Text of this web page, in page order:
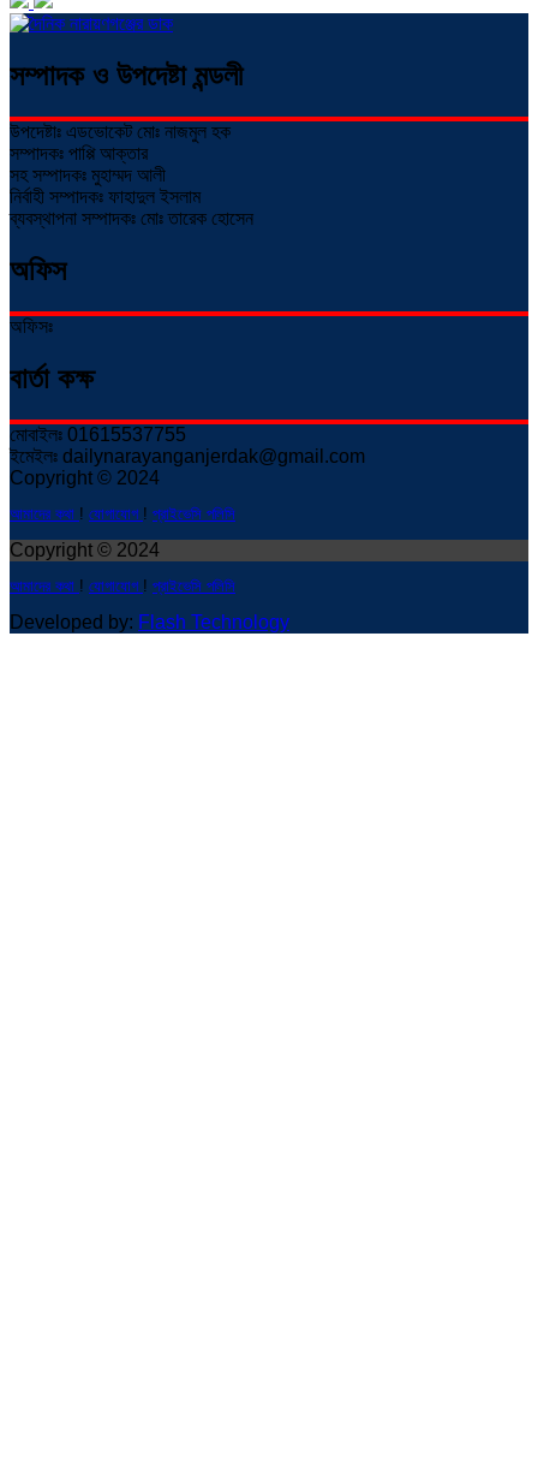
সম্পাদক ও উপদেষ্টা মন্ডলী
উপদেষ্টাঃ এডভোকেট মোঃ নাজমুল হক
সম্পাদকঃ পাপ্পি আক্তার
সহ সম্পাদকঃ মুহাম্মদ আলী
নির্বাহী সম্পাদকঃ ফাহাদুল ইসলাম
ব্যবস্থাপনা সম্পাদকঃ মোঃ তারেক হোসেন
অফিস
অফিসঃ
বার্তা কক্ষ
মোবাইলঃ 01615537755
ইমেইলঃ dailynarayanganjerdak@gmail.com
Copyright © 2024
আমাদের কথা ! যোগাযোগ ! প্রাইভেসি পলিসি
Copyright © 2024
আমাদের কথা ! যোগাযোগ ! প্রাইভেসি পলিসি
Developed by: Flash Technology